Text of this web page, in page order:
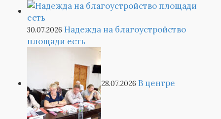
30.07.2026 Надежда на благоустройство
площади есть
28.07.2026 В центре